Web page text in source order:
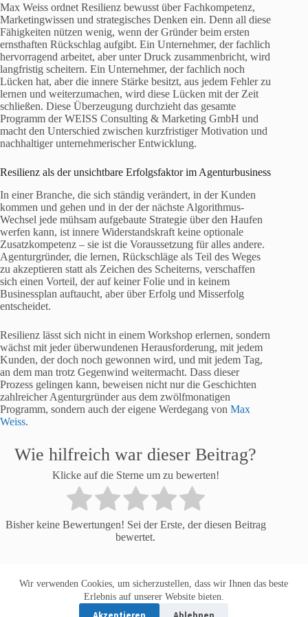
Wir verwenden Cookies, um sicherzustellen, dass wir Ihnen das beste
Erlebnis auf unserer Website bieten.
Max Weiss ordnet Resilienz bewusst über Fachkompetenz,
Marketingwissen und strategisches Denken ein. Denn all diese
Fähigkeiten nützen wenig, wenn der Gründer beim ersten
ernsthaften Rückschlag aufgibt. Ein Unternehmer, der fachlich
hervorragend arbeitet, aber unter Druck zusammenbricht, wird
langfristig scheitern. Ein Unternehmer, der fachlich noch
Lücken hat, aber die innere Stärke besitzt, aus jedem Fehler zu
lernen und weiterzumachen, wird diese Lücken mit der Zeit
schließen. Diese Überzeugung durchzieht das gesamte
Programm der WEISS Consulting & Marketing GmbH und
macht den Unterschied zwischen kurzfristiger Motivation und
nachhaltiger unternehmerischer Entwicklung.
Resilienz als der unsichtbare Erfolgsfaktor im Agenturbusiness
In einer Branche, die sich ständig verändert, in der Kunden
kommen und gehen und in der der nächste Algorithmus-
Wechsel jede mühsam aufgebaute Strategie über den Haufen
werfen kann, ist innere Widerstandskraft keine optionale
Zusatzkompetenz – sie ist die Voraussetzung für alles andere.
Agenturgründer, die lernen, Rückschläge als Teil des Weges
zu akzeptieren statt als Zeichen des Scheiterns, verschaffen
sich einen Vorteil, der auf keiner Folie und in keinem
Businessplan auftaucht, aber über Erfolg und Misserfolg
entscheidet.
Resilienz lässt sich nicht in einem Workshop erlernen, sondern
wächst mit jeder überwundenen Herausforderung, mit jedem
Kunden, der doch noch gewonnen wird, und mit jedem Tag,
an dem man trotz Gegenwind weitermacht. Dass dieser
Prozess gelingen kann, beweisen nicht nur die Geschichten
zahlreicher Agenturgründer aus dem zwölfmonatigen
Programm, sondern auch der eigene Werdegang von Max
Weiss.
Wie hilfreich war dieser Beitrag?
Klicke auf die Sterne um zu bewerten!
Bisher keine Bewertungen! Sei der Erste, der diesen Beitrag
bewertet.
Datenschutzerklärung Impressum